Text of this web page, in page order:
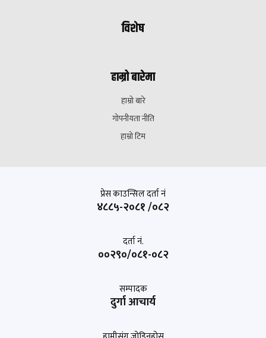
विशेष
हाम्रो बारेमा
हाम्रो बारे
गोपनीयता नीति
हाम्रो टिम
प्रेस काउन्सिल दर्ता नं
४८८५-२०८१ /०८२
दर्ता नं.
००२९०/०८१-०८२
सम्पादक
दुर्गा आचार्य